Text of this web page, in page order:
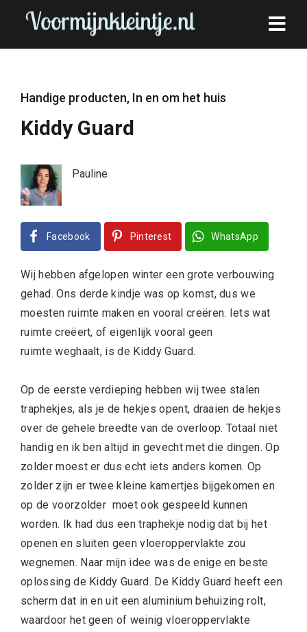
Handige producten, In en om het huis
Kiddy Guard
Pauline
Facebook Pinterest WhatsApp
Wij hebben afgelopen winter een grote verbouwing
gehad. Ons derde kindje was op komst, dus we
moesten ruimte maken en vooral creëren. Iets wat
ruimte creëert, of eigenlijk vooral geen
ruimte weghaalt, is de Kiddy Guard.
Op de eerste verdieping hebben wij twee stalen
traphekjes, als je de hekjes opent, draaien de hekjes
over de gehele breedte van de overloop. Totaal niet
handig en ik ben altijd in gevecht met die dingen. Op
zolder moest er dus echt iets anders komen. Op
zolder zijn er twee kleine kamertjes bijgekomen en
op de voorzolder moet ook gespeeld kunnen
worden. Ik had dus een traphekje nodig dat bij het
openen en sluiten geen vloeroppervlakte zou
wegnemen. Naar mijn idee was de enige en beste
oplossing de Kiddy Guard. De Kiddy Guard heeft een
scherm dat in en uit een aluminium behuizing rolt,
waardoor het geen of weinig vloeroppervlakte